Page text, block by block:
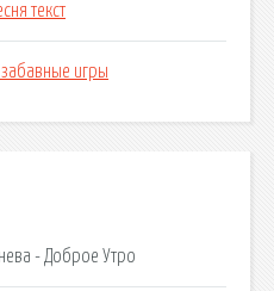
текст
игры
- Доброе Утро